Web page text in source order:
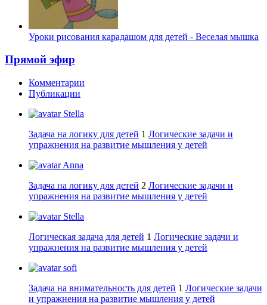
Уроки рисования карадашом для детей - Веселая мышка
Прямой эфир
Комментарии
Публикации
Stella
Задача на логику для детей 1 Логические задачи и
упражнения на развитие мышления у детей
Anna
Задача на логику для детей 2 Логические задачи и
упражнения на развитие мышления у детей
Stella
Логическая задача для детей 1 Логические задачи и
упражнения на развитие мышления у детей
sofi
Задача на внимательность для детей 1 Логические задачи
и упражнения на развитие мышления у детей